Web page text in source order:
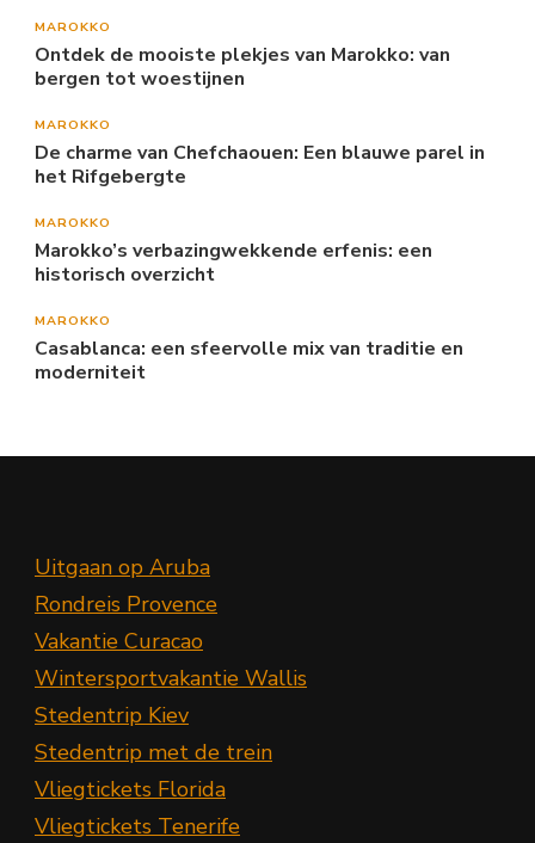
MAROKKO
Ontdek de mooiste plekjes van Marokko: van
bergen tot woestijnen
MAROKKO
De charme van Chefchaouen: Een blauwe parel in
het Rifgebergte
MAROKKO
Marokko’s verbazingwekkende erfenis: een
historisch overzicht
MAROKKO
Casablanca: een sfeervolle mix van traditie en
moderniteit
Uitgaan op Aruba
Rondreis Provence
Vakantie Curacao
Wintersportvakantie Wallis
Stedentrip Kiev
Stedentrip met de trein
Vliegtickets Florida
Vliegtickets Tenerife